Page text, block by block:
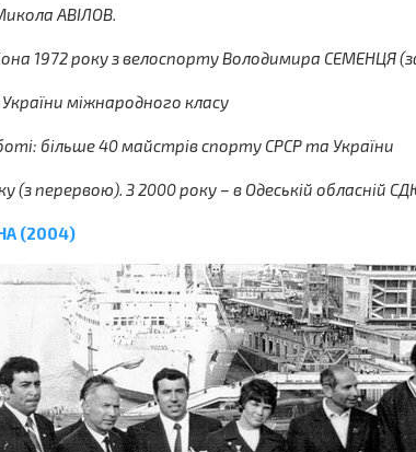
АВІЛОВ.
1972 року з велоспорту Володимира СЕМЕНЦЯ
міжнародного класу
більше 40 майстрів спорту СРСР та України
(з перервою). З 2000 року – в Одеській обласній
(2004)